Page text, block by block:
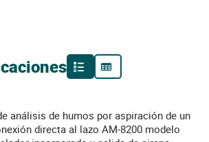
análisis de humos por aspiración de un
directa al lazo AM-8200 modelo